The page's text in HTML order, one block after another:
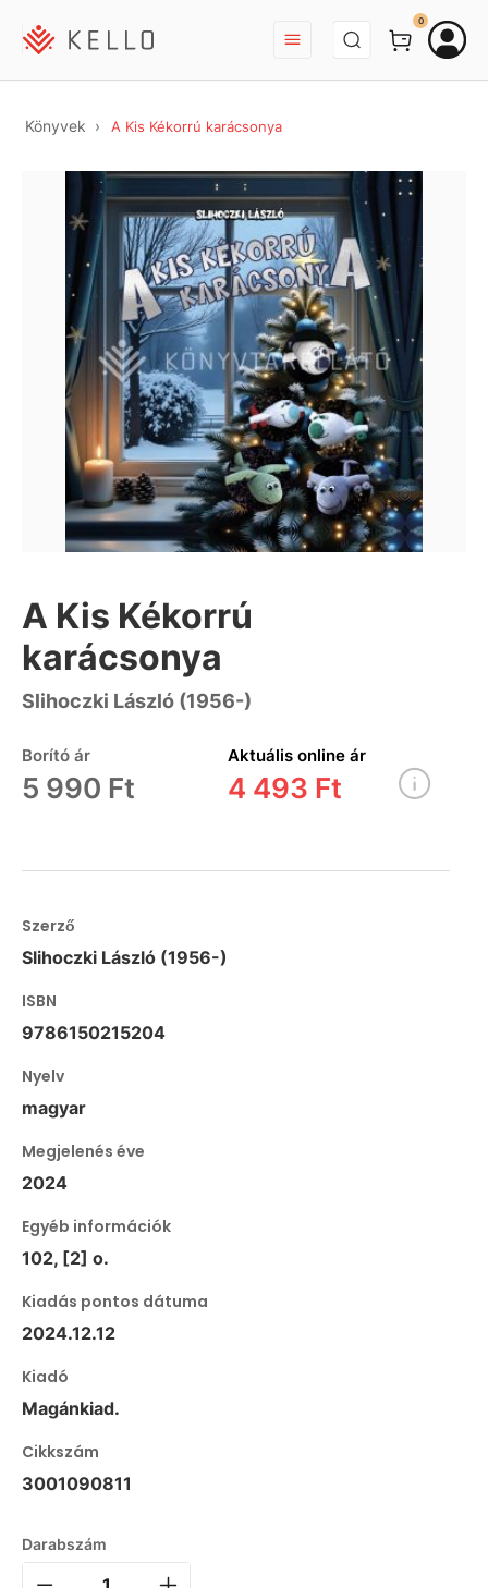
BEJELENTKEZÉS
0
Könyvek A Kis Kékorrú karácsonya
A Kis Kékorrú
karácsonya
Slihoczki László (1956-)
Borító ár
5 990 Ft
Aktuális online ár
4 493 Ft
Szerző
Slihoczki László (1956-)
ISBN
9786150215204
Nyelv
magyar
Megjelenés éve
2024
Egyéb információk
102, [2] o.
Kiadás pontos dátuma
2024.12.12
Kiadó
Magánkiad.
Cikkszám
3001090811
Darabszám